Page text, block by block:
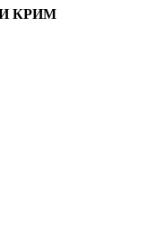
КРИМ